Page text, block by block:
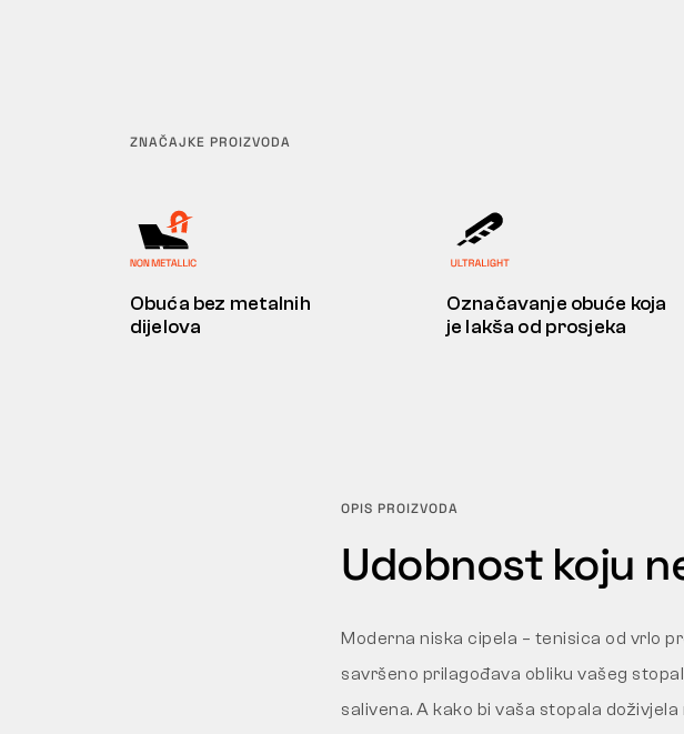
ZNAČAJKE PROIZVODA
Obuća bez metalnih
dijelova
Označavanje obuće koja
je lakša od prosjeka
OPIS PROIZVODA
Udobnost koju
Moderna niska cipela – tenisica od vrlo
savršeno prilagođava obliku vašeg
salivena. A kako bi vaša stopala